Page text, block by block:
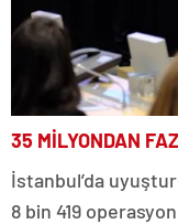
35 MİLYONDAN
İstanbul’da
8 bin 419